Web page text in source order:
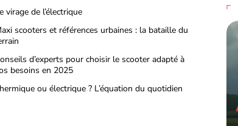
virage de l’électrique
scooters et références urbaines : la bataille du
d’experts pour choisir le scooter adapté à
besoins en 2025
ou électrique ? L’équation du quotidien